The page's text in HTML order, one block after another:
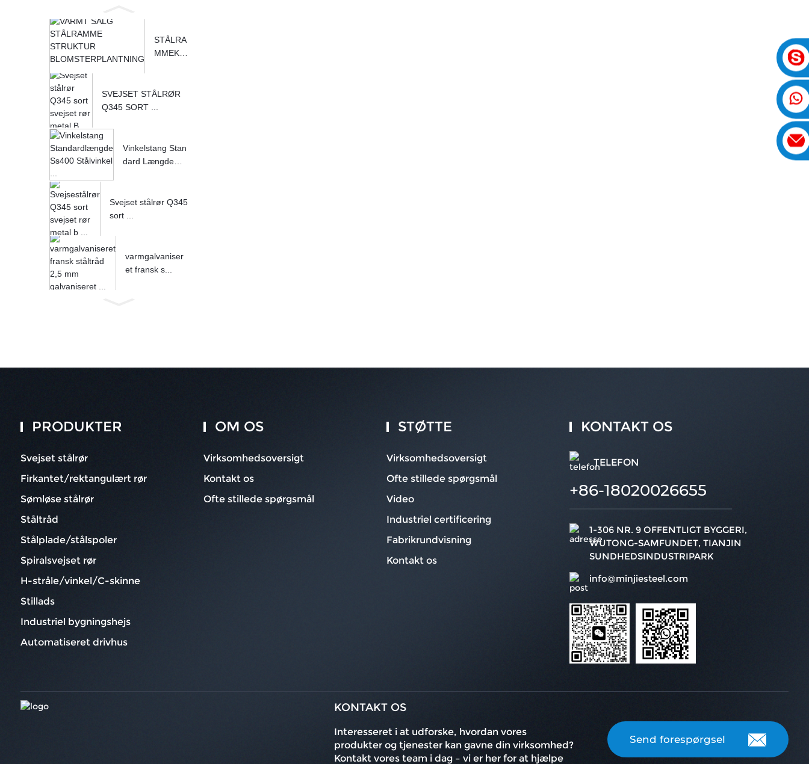
STÅLRA
MMEKO
Å VARM
SVEJSET STÅLRØR
Q345 SORT ...
Vinkelstang Stan
dard Længde
Svejset stålrør Q345
sort ...
varmgalvaniser
et fransk s...
PRODUKTER
Svejset stålrør
Firkantet/rektangulært rør
Sømløse stålrør
Ståltråd
Stålplade/stålspoler
Spiralsvejset rør
H-stråle/vinkel/C-skinne
Stillads
Industriel bygningshejs
Automatiseret drivhus
OM OS
Virksomhedsoversigt
Kontakt os
Ofte stillede spørgsmål
STØTTE
Virksomhedsoversigt
Ofte stillede spørgsmål
Video
Industriel certificering
Fabrikrundvisning
Kontakt os
KONTAKT OS
TELEFON
+86-18020026655
1-306 NR. 9 OFFENTLIGT BYGGERI,
WUTONG-SAMFUNDET, TIANJIN
SUNDHEDSINDUSTRIPARK
info@minjiesteel.com
KONTAKT OS
Interesseret i at udforske, hvordan vores
produkter og tjenester kan gavne din virksomhed?
Kontakt vores team i dag – vi er her for at hjælpe
Send forespørgsel